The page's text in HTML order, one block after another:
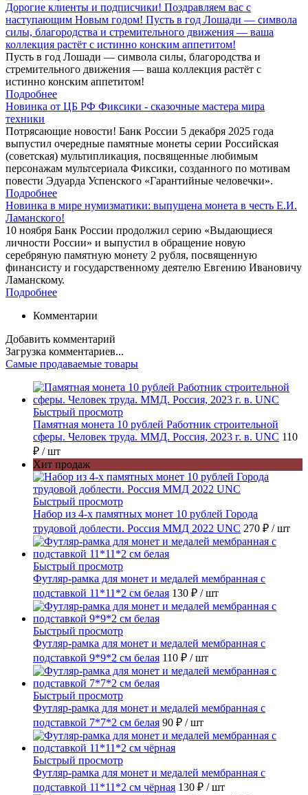
Дорогие клиенты и подписчики! Поздравляем вас с
наступающим Новым годом! Пусть в год Лошади — символа
силы, благородства и стремительного движения — ваша
коллекция растёт с истинно конским аппетитом!
Пусть в год Лошади — символа силы, благородства и
стремительного движения — ваша коллекция растёт с
истинно конским аппетитом!
Подробнее
Новинка от ЦБ РФ Фиксики - сказочные мастера мира
техники
Потрясающие новости! Банк России 5 декабря 2025 года
выпустил очередные памятные монеты серии Российская
(советская) мультипликация, посвященные любимым
персонажам мультсериала Фиксики, созданного по мотивам
повести Эдуарда Успенского «Гарантийные человечки».
Подробнее
Новинка в мире нумизматики: выпущена монета в честь Е.И.
Ламанского!
10 ноября Банк России продолжил серию «Выдающиеся
личности России» и выпустил в обращение новую
серебряную памятную монету 2 рубля, посвященную
финансисту и государственному деятелю Евгению Ивановичу
Ламанскому.
Подробнее
Комментарии
Добавить комментарий
Загрузка комментариев...
Самые продаваемые товары
Быстрый просмотр
Памятная монета 10 рублей Работник строительной
сферы. Человек труда. ММД. Россия, 2023 г. в. UNC 110
₽ / шт
Хит продаж
Быстрый просмотр
Набор из 4-х памятных монет 10 рублей Города
трудовой доблести. Россия ММД 2022 UNC 270 ₽ / шт
Быстрый просмотр
Футляр-рамка для монет и медалей мембранная с
подставкой 11*11*2 см белая 130 ₽ / шт
Быстрый просмотр
Футляр-рамка для монет и медалей мембранная с
подставкой 9*9*2 см белая 110 ₽ / шт
Быстрый просмотр
Футляр-рамка для монет и медалей мембранная с
подставкой 7*7*2 см белая 90 ₽ / шт
Быстрый просмотр
Футляр-рамка для монет и медалей мембранная с
подставкой 11*11*2 см чёрная 130 ₽ / шт